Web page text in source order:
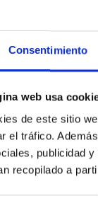
Consentimiento
web usa
de este sitio
el tráfico.
publicidad
recopilado a